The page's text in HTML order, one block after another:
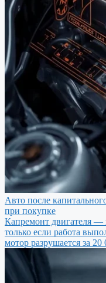
Авто после
при покупке
Капремонт двигателя —
только если работа
мотор разрушается за